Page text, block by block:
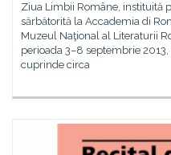
Ziua Limbii Române, instituită
sărbătorită la Accademia di
Muzeul Naţional al Literaturii
perioada 3–8 septembrie
cuprinde circa